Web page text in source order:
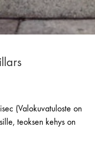
(Valokuvatuloste on
teoksen kehys on